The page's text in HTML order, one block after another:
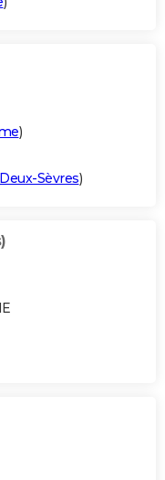
)
Deux-Sèvres)